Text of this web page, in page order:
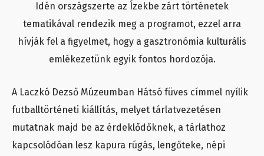
Idén országszerte az Ízekbe zárt történetek
tematikával rendezik meg a programot, ezzel arra
hívják fel a figyelmet, hogy a gasztronómia kulturális
emlékezetünk egyik fontos hordozója.
A Laczkó Dezső Múzeumban Hátsó füves címmel nyílik
futballtörténeti kiállítás, melyet tárlatvezetésen
mutatnak majd be az érdeklődőknek, a tárlathoz
kapcsolódóan lesz kapura rúgás, lengőteke, népi